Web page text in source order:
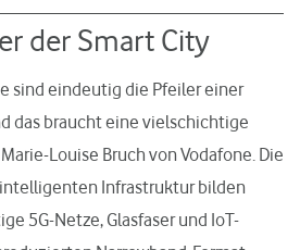
der Smart City
sind eindeutig die Pfeiler einer
das braucht eine vielschichtige
Louise Bruch von Vodafone. Die
Infrastruktur bilden
5G-Netze, Glasfaser und IoT-